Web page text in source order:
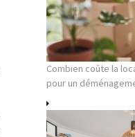
Combien coûte la
pour un